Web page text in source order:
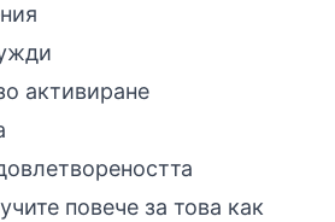
активиране
повече за това как